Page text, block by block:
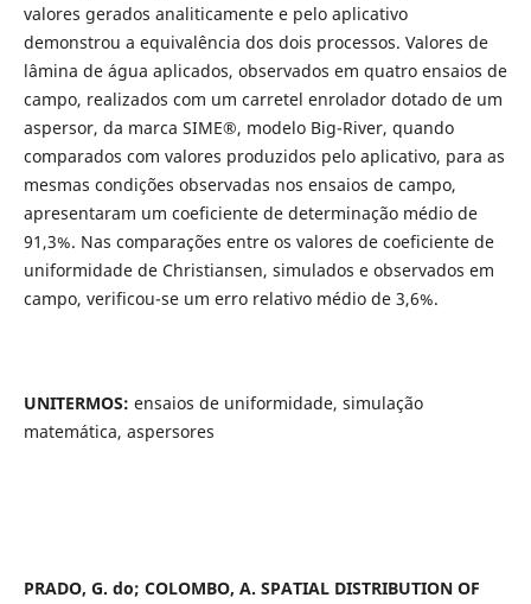
valores gerados analiticamente e pelo aplicativo
demonstrou a equivalência dos dois processos. Valores de
lâmina de água aplicados, observados em quatro ensaios de
campo, realizados com um carretel enrolador dotado de um
aspersor, da marca SIME®, modelo Big-River, quando
comparados com valores produzidos pelo aplicativo, para as
mesmas condições observadas nos ensaios de campo,
apresentaram um coeficiente de determinação médio de
91,3%. Nas comparações entre os valores de coeficiente de
uniformidade de Christiansen, simulados e observados em
campo, verificou-se um erro relativo médio de 3,6%.
UNITERMOS: ensaios de uniformidade, simulação
matemática, aspersores
PRADO, G. do; COLOMBO, A. SPATIAL DISTRIBUTION OF